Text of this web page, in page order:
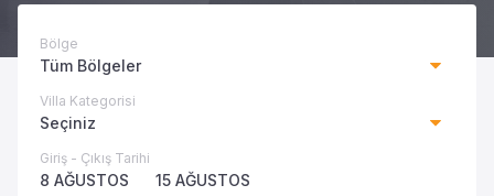
Bölge
Tüm Bölgeler
Villa Kategorisi
Seçiniz
Giriş - Çıkış Tarihi
8 AĞUSTOS 15 AĞUSTOS